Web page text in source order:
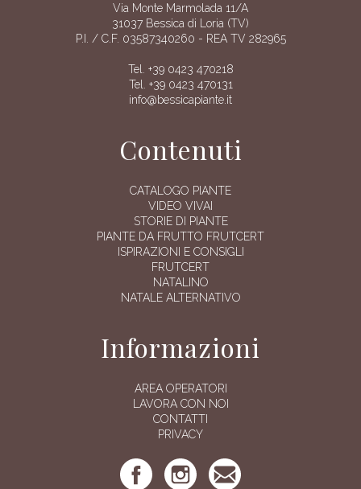
Via Monte Marmolada 11/A
31037 Bessica di Loria (TV)
P.I. / C.F. 03587340260 - REA TV 282965
Tel. +39 0423 470218
Tel. +39 0423 470131
info@bessicapiante.it
Contenuti
CATALOGO PIANTE
VIDEO VIVAI
STORIE DI PIANTE
PIANTE DA FRUTTO FRUTCERT
ISPIRAZIONI E CONSIGLI
FRUTCERT
NATALINO
NATALE ALTERNATIVO
Informazioni
AREA OPERATORI
LAVORA CON NOI
CONTATTI
PRIVACY